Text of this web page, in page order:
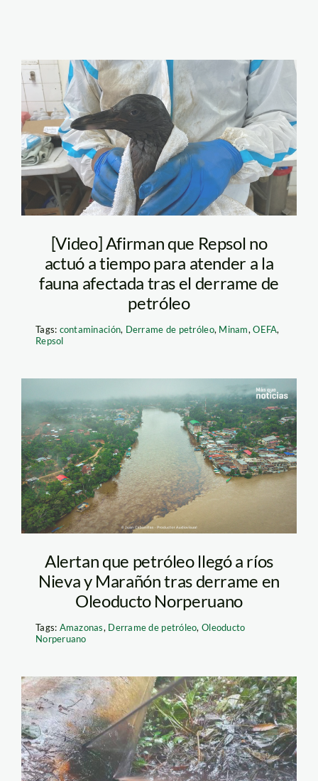
fauna_petroleo_serfor
[Video] Afirman que Repsol no
actuó a tiempo para atender a la
fauna afectada tras el derrame de
petróleo
Tags: contaminación, Derrame de petróleo, Minam,OEFA,
Repsol
derrame-de-petorleo-
rio-nieva-Foto Juan
Cabanillas Más que
noticias – Amazonas
Alertan que petróleo llegó a ríos
Nieva y Marañón tras derrame en
Oleoducto Norperuano
Tags: Amazonas, Derrame de petróleo, Oleoducto
Norperuano
derrame-de-petorleo
—petroperu—